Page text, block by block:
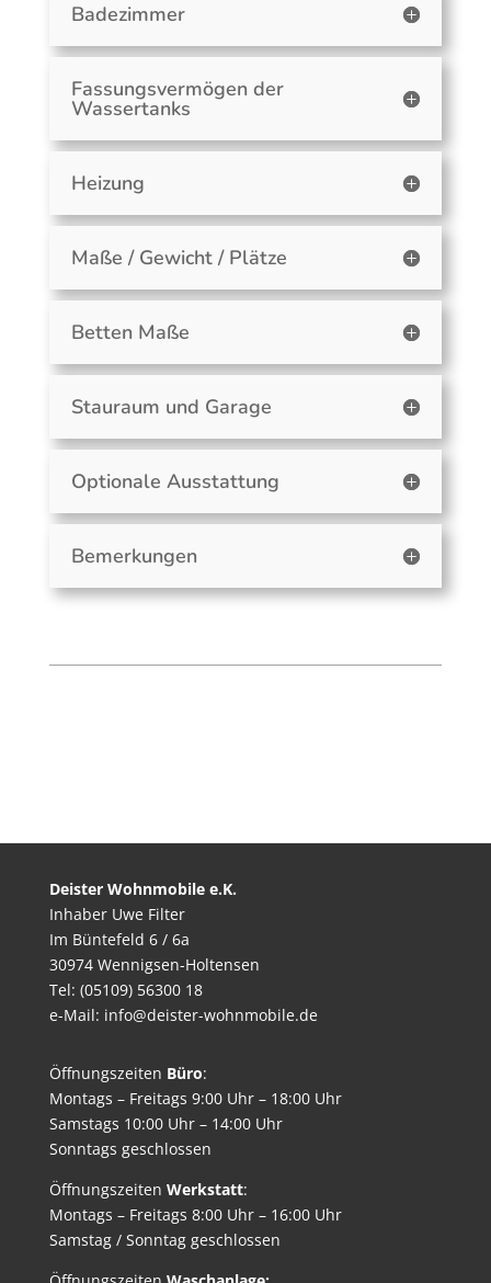
Badezimmer
Fassungsvermögen der
Wassertanks
Heizung
Maße / Gewicht / Plätze
Betten Maße
Stauraum und Garage
Optionale Ausstattung
Bemerkungen
Deister Wohnmobile e.K.
Inhaber Uwe Filter
Im Büntefeld 6 / 6a
30974 Wennigsen-Holtensen
Tel: (05109) 56300 18
e-Mail: info@deister-wohnmobile.de
Öffnungszeiten Büro:
Montags – Freitags 9:00 Uhr – 18:00 Uhr
Samstags 10:00 Uhr – 14:00 Uhr
Sonntags geschlossen
Öffnungszeiten Werkstatt:
Montags – Freitags 8:00 Uhr – 16:00 Uhr
Samstag / Sonntag geschlossen